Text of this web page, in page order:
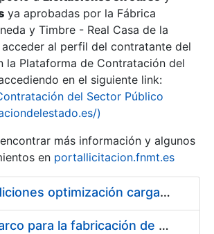
ya aprobadas por la Fábrica
y Timbre - Real Casa de la
acceder al perfil del contratante del
la Plataforma de Contratación del
en el siguiente link:
del Sector Público
)
más información y algunos
en portallicitacion.fnmt.es
Pliego condiciones optimización cargas compras firmado
Acuerdo marco para la fabricación de piezas